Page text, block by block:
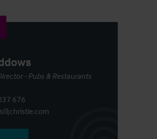
- Pubs & Restaurants
676